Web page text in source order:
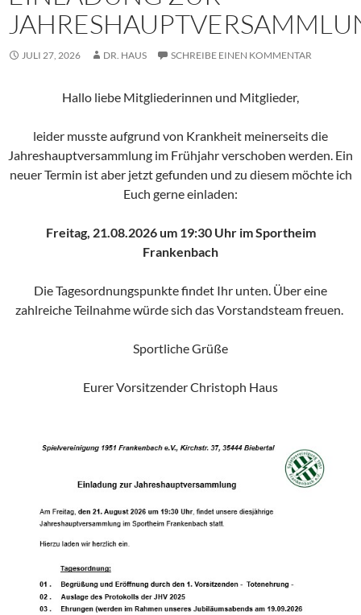
JULI 27, 2026 DR. HAUS SCHREIBE EINEN KOMMENTAR
Hallo liebe Mitgliederinnen und Mitglieder,
leider musste aufgrund von Krankheit meinerseits die
Jahreshauptversammlung im Frühjahr verschoben werden. Ein
neuer Termin ist aber jetzt gefunden und zu diesem möchte ich
Euch gerne einladen:
Freitag, 21.08.2026 um 19:30 Uhr im Sportheim
Frankenbach
Die Tagesordnungspunkte findet Ihr unten. Über eine
zahlreiche Teilnahme würde sich das Vorstandsteam freuen.
Sportliche Grüße
Eurer Vorsitzender Christoph Haus